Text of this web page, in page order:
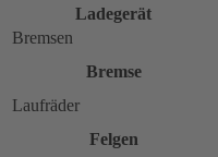
Ladegerät
Bremsen
Bremse
Laufräder
Felgen